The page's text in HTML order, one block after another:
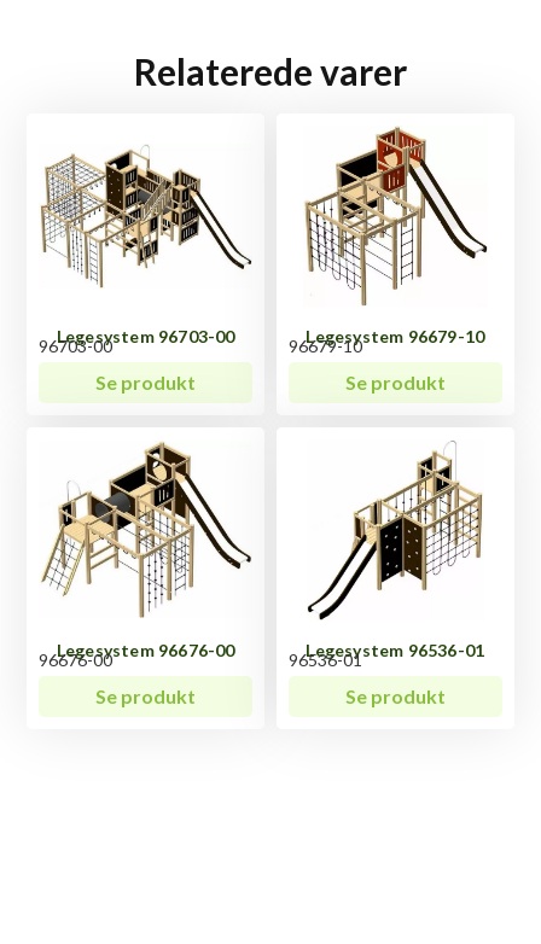
Relaterede varer
Legesystem 96703-00
96703-00
Se produkt
Legesystem 96679-10
96679-10
Se produkt
Legesystem 96676-00
96676-00
Se produkt
Legesystem 96536-01
96536-01
Se produkt